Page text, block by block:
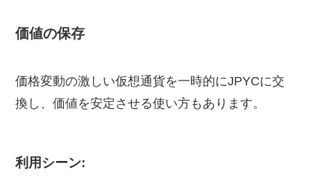
価値の保存
価格変動の激しい仮想通貨を一時的にJPYCに交
換し、価値を安定させる使い方もあります。
利用シーン: